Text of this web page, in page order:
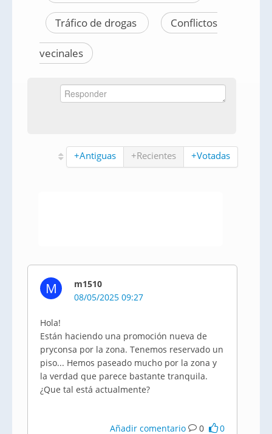
Tráfico de drogas Conflictos
vecinales
+Antiguas +Recientes +Votadas
M
m1510
08/05/2025 09:27
Hola!
Están haciendo una promoción nueva de
pryconsa por la zona. Tenemos reservado un
piso... Hemos paseado mucho por la zona y
la verdad que parece bastante tranquila.
¿Que tal está actualmente?
Añadir comentario 0 0